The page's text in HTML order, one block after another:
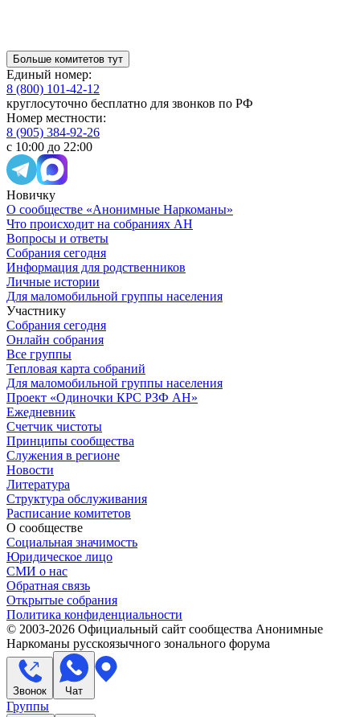
Больше комитетов тут
Единый номер:
8 (800) 101-42-12
круглосуточно бесплатно для звонков по РФ
Номер местности:
8 (905) 384-92-26
с 10:00 до 22:00
Новичку
О сообществе «Анонимные Наркоманы»
Что происходит на собраниях АН
Вопросы и ответы
Собрания сегодня
Информация для родственников
Личные истории
Для маломобильной группы населения
Участнику
Собрания сегодня
Онлайн собрания
Все группы
Тепловая карта собраний
Для маломобильной группы населения
Проект «Одиночки КРС РЗФ АН»
Ежедневник
Счетчик чистоты
Принципы сообщества
Служения в регионе
Новости
Литература
Структура обслуживания
Расписание комитетов
О сообществе
Социальная значимость
Юридическое лицо
СМИ о нас
Обратная связь
Открытые собрания
Политика конфиденциальности
© 2003-2026 Официальный сайт сообщества Анонимные
Наркоманы русскоязычного зонального форума
Звонок Чат
Группы